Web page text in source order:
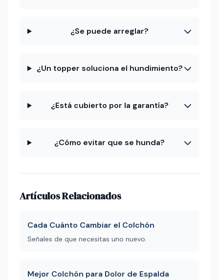
¿Se puede arreglar?
¿Un topper soluciona el hundimiento?
¿Está cubierto por la garantía?
¿Cómo evitar que se hunda?
Artículos Relacionados
Cada Cuánto Cambiar el Colchón
Señales de que necesitas uno nuevo.
Mejor Colchón para Dolor de Espalda